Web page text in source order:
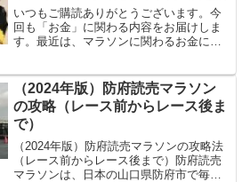
いつもご購読ありがとうございます。今
回も「お金」に関わる内容をお届けしま
す。最近は、マラソンに関わるお金に関
ラソン大会（特にフルマラソン）に出場
すると、参加費（出走料...
（2024年版）防府読売マラソン
の攻略（レース前からレース後ま
で）
（2024年版）防府読売マラソンの攻略法
（レース前からレース後まで）防府読売
マラソンは、日本の山口県防府市で毎年